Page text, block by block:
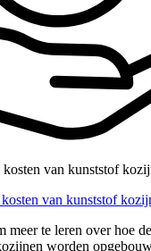
van kunststof
van kunststof
te leren over hoe
worden